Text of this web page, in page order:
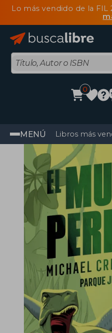
Lo más vendido de la FIL
0
MENÚ Libros más